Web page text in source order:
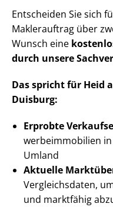
Entscheiden Sie sich
Maklerauftrag über
Wunsch eine
durch unsere
Das spricht für Heid
Duisburg:
Erprobte
wer­be­im­mo­bi­li­en
Umland
Aktuelle
Vergleichsdaten,
und marktfähig